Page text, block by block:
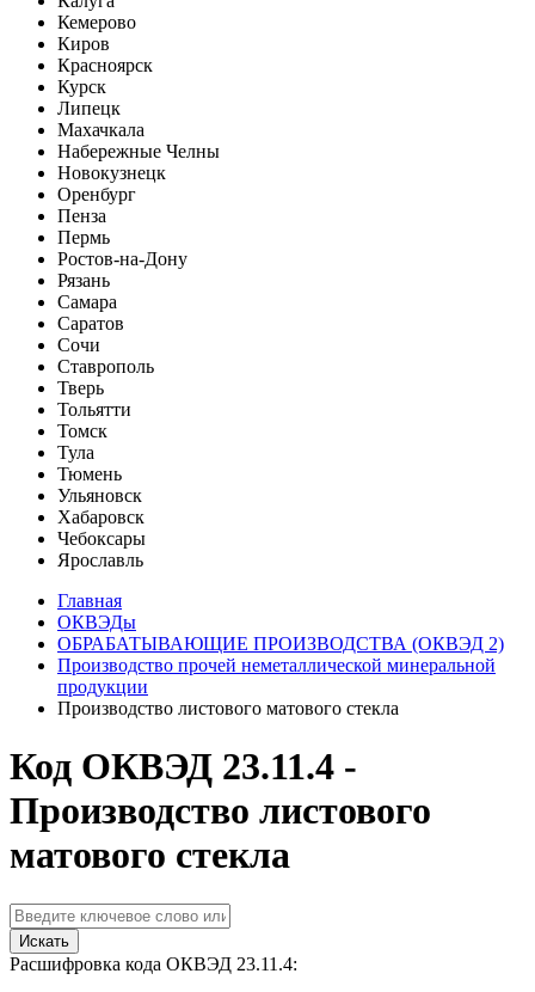
Кемерово
Киров
Красноярск
Курск
Липецк
Махачкала
Набережные Челны
Новокузнецк
Оренбург
Пенза
Пермь
Ростов-на-Дону
Рязань
Самара
Саратов
Сочи
Ставрополь
Тверь
Тольятти
Томск
Тула
Тюмень
Ульяновск
Хабаровск
Чебоксары
Ярославль
Главная
ОКВЭДы
ОБРАБАТЫВАЮЩИЕ ПРОИЗВОДСТВА (ОКВЭД 2)
Производство прочей неметаллической минеральной
продукции
Производство листового матового стекла
Код ОКВЭД 23.11.4 -
Производство листового
матового стекла
Искать
Расшифровка кода ОКВЭД 23.11.4: